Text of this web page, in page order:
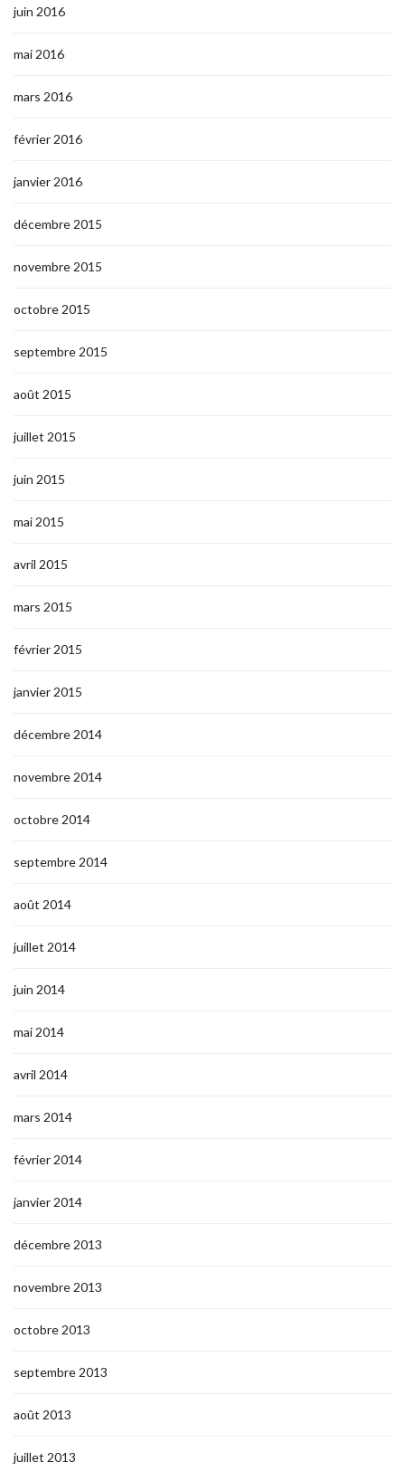
juin 2016
mai 2016
mars 2016
février 2016
janvier 2016
décembre 2015
novembre 2015
octobre 2015
septembre 2015
août 2015
juillet 2015
juin 2015
mai 2015
avril 2015
mars 2015
février 2015
janvier 2015
décembre 2014
novembre 2014
octobre 2014
septembre 2014
août 2014
juillet 2014
juin 2014
mai 2014
avril 2014
mars 2014
février 2014
janvier 2014
décembre 2013
novembre 2013
octobre 2013
septembre 2013
août 2013
juillet 2013